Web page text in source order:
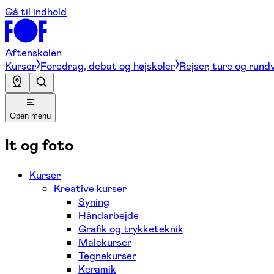
Gå til indhold
Aftenskolen
Kurser Foredrag, debat og højskoler Rejser, ture og
Open menu
It og foto
Kurser
Kreative kurser
Syning
Håndarbejde
Grafik og trykketeknik
Malekurser
Tegnekurser
Keramik